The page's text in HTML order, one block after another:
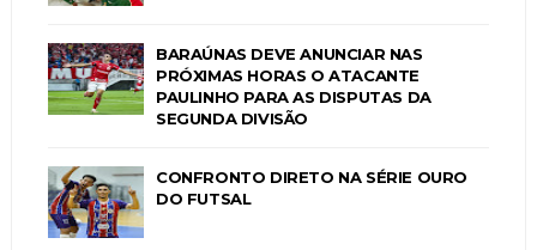
BARAÚNAS DEVE ANUNCIAR NAS
PRÓXIMAS HORAS O ATACANTE
PAULINHO PARA AS DISPUTAS DA
SEGUNDA DIVISÃO
CONFRONTO DIRETO NA SÉRIE OURO
DO FUTSAL